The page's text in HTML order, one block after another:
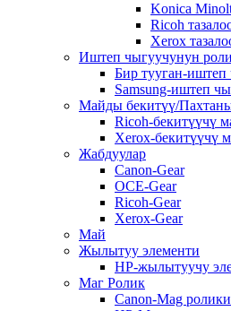
Konica
Ricoh
Xerox
Иштеп чыгуучунун
Бир тууган-иштеп
Samsung-иштеп
Майды бекитүү/
Ricoh-бекитүүчү
Xerox-бекитүүчү
Жабдуулар
Canon-Gear
OCE-Gear
Ricoh-Gear
Xerox-Gear
Май
Жылытуу элементи
HP-жылытуучу
Маг Ролик
Canon-Mag ролики